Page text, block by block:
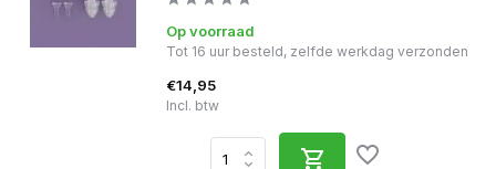
Op voorraad
Tot 16 uur besteld, zelfde werkdag verzonden
€14,95
Incl. btw